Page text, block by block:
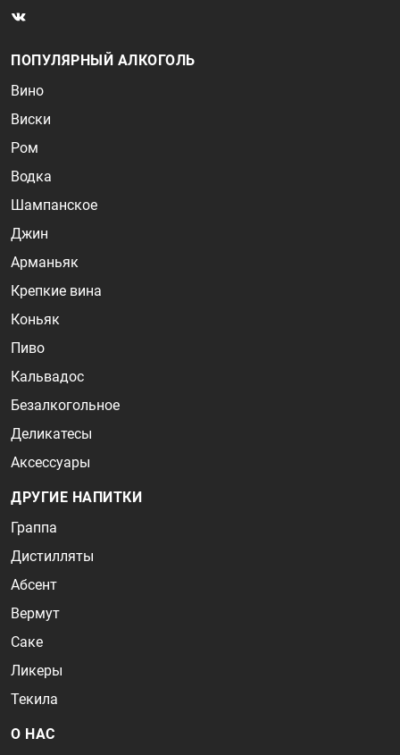
ПОПУЛЯРНЫЙ АЛКОГОЛЬ
Вино
Виски
Ром
Водка
Шампанское
Джин
Арманьяк
Крепкие вина
Коньяк
Пиво
Кальвадос
Безалкогольное
Деликатесы
Аксессуары
ДРУГИЕ НАПИТКИ
Граппа
Дистилляты
Абсент
Вермут
Саке
Ликеры
Текила
О НАС